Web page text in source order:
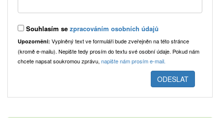
Souhlasím se zpracováním osobních údajů
Upozornění: Vyplněný text ve formuláři bude zveřejněn na této stránce
(kromě e-mailu). Nepište tedy prosím do textu své osobní údaje. Pokud nám
chcete napsat soukromou zprávu, napište nám prosím e-mail.